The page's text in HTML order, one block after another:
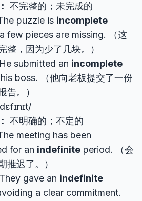
不完整的；未完成的
puzzle is incomplete
few pieces are missing. （这
整，因为少了几块。）
He submitted an incomplete
boss. （他向老板提交了一份
告。）
不明确的；不定的
meeting has been
for an indefinite period. （会
推迟了。）
They gave an indefinite
a clear commitment.